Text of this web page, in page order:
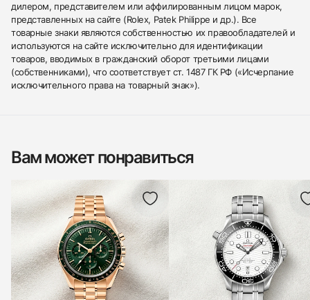
дилером, представителем или аффилированным лицом марок,
представленных на сайте (Rolex, Patek Philippe и др.). Все
товарные знаки являются собственностью их правообладателей и
используются на сайте исключительно для идентификации
товаров, вводимых в гражданский оборот третьими лицами
(собственниками), что соответствует ст. 1487 ГК РФ («Исчерпание
исключительного права на товарный знак»).
Вам может понравиться